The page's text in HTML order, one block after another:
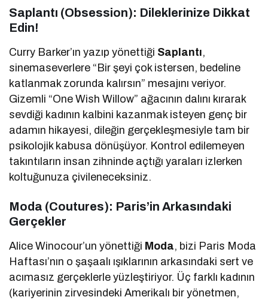
Saplantı (Obsession): Dileklerinize Dikkat
Edin!
Curry Barker’ın yazıp yönettiği Saplantı,
sinemaseverlere “Bir şeyi çok istersen, bedeline
katlanmak zorunda kalırsın” mesajını veriyor.
Gizemli “One Wish Willow” ağacının dalını kırarak
sevdiği kadının kalbini kazanmak isteyen genç bir
adamın hikayesi, dileğin gerçekleşmesiyle tam bir
psikolojik kabusa dönüşüyor. Kontrol edilemeyen
takıntıların insan zihninde açtığı yaraları izlerken
koltuğunuza çivileneceksiniz.
Moda (Coutures): Paris’in Arkasındaki
Gerçekler
Alice Winocour’un yönettiği Moda, bizi Paris Moda
Haftası’nın o şaşaalı ışıklarının arkasındaki sert ve
acımasız gerçeklerle yüzleştiriyor. Üç farklı kadının
(kariyerinin zirvesindeki Amerikalı bir yönetmen,